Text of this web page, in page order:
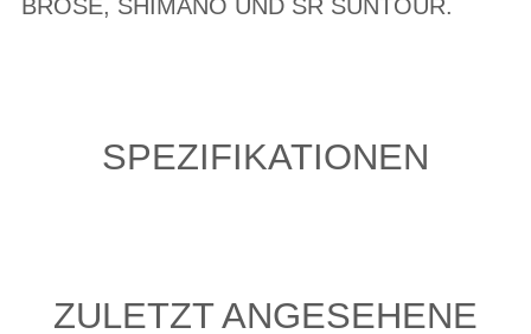
BROSE, SHIMANO UND SR SUNTOUR.
SPEZIFIKATIONEN
ZULETZT ANGESEHENE